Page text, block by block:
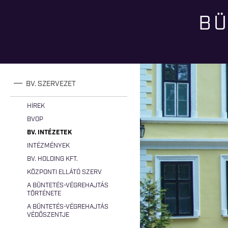
BV. SZERVEZET
HÍREK
BVOP
BV. INTÉZETEK
INTÉZMÉNYEK
BV. HOLDING KFT.
KÖZPONTI ELLÁTÓ SZERV
A BÜNTETÉS-VÉGREHAJTÁS
TÖRTÉNETE
A BÜNTETÉS-VÉGREHAJTÁS
VÉDŐSZENTJE